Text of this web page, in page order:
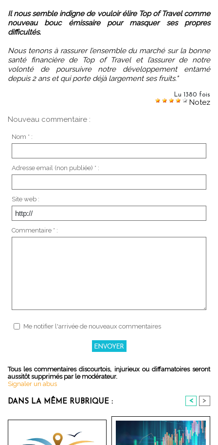
Il nous semble indigne de vouloir élire Top of Travel comme
nouveau bouc émissaire pour masquer ses propres
difficultés.
Nous tenons à rassurer l’ensemble du marché sur la bonne
santé financière de Top of Travel et l’assurer de notre
volonté de poursuivre notre développement entamé
depuis 2 ans et qui porte déjà largement ses fruits."
Lu 1380 fois
Notez
Nouveau commentaire :
Nom * :
Adresse email (non publiée) * :
Site web :
Commentaire * :
Me notifier l'arrivée de nouveaux commentaires
Tous les commentaires discourtois, injurieux ou diffamatoires seront
aussitôt supprimés par le modérateur.
Signaler un abus
DANS LA MÊME RUBRIQUE : < >